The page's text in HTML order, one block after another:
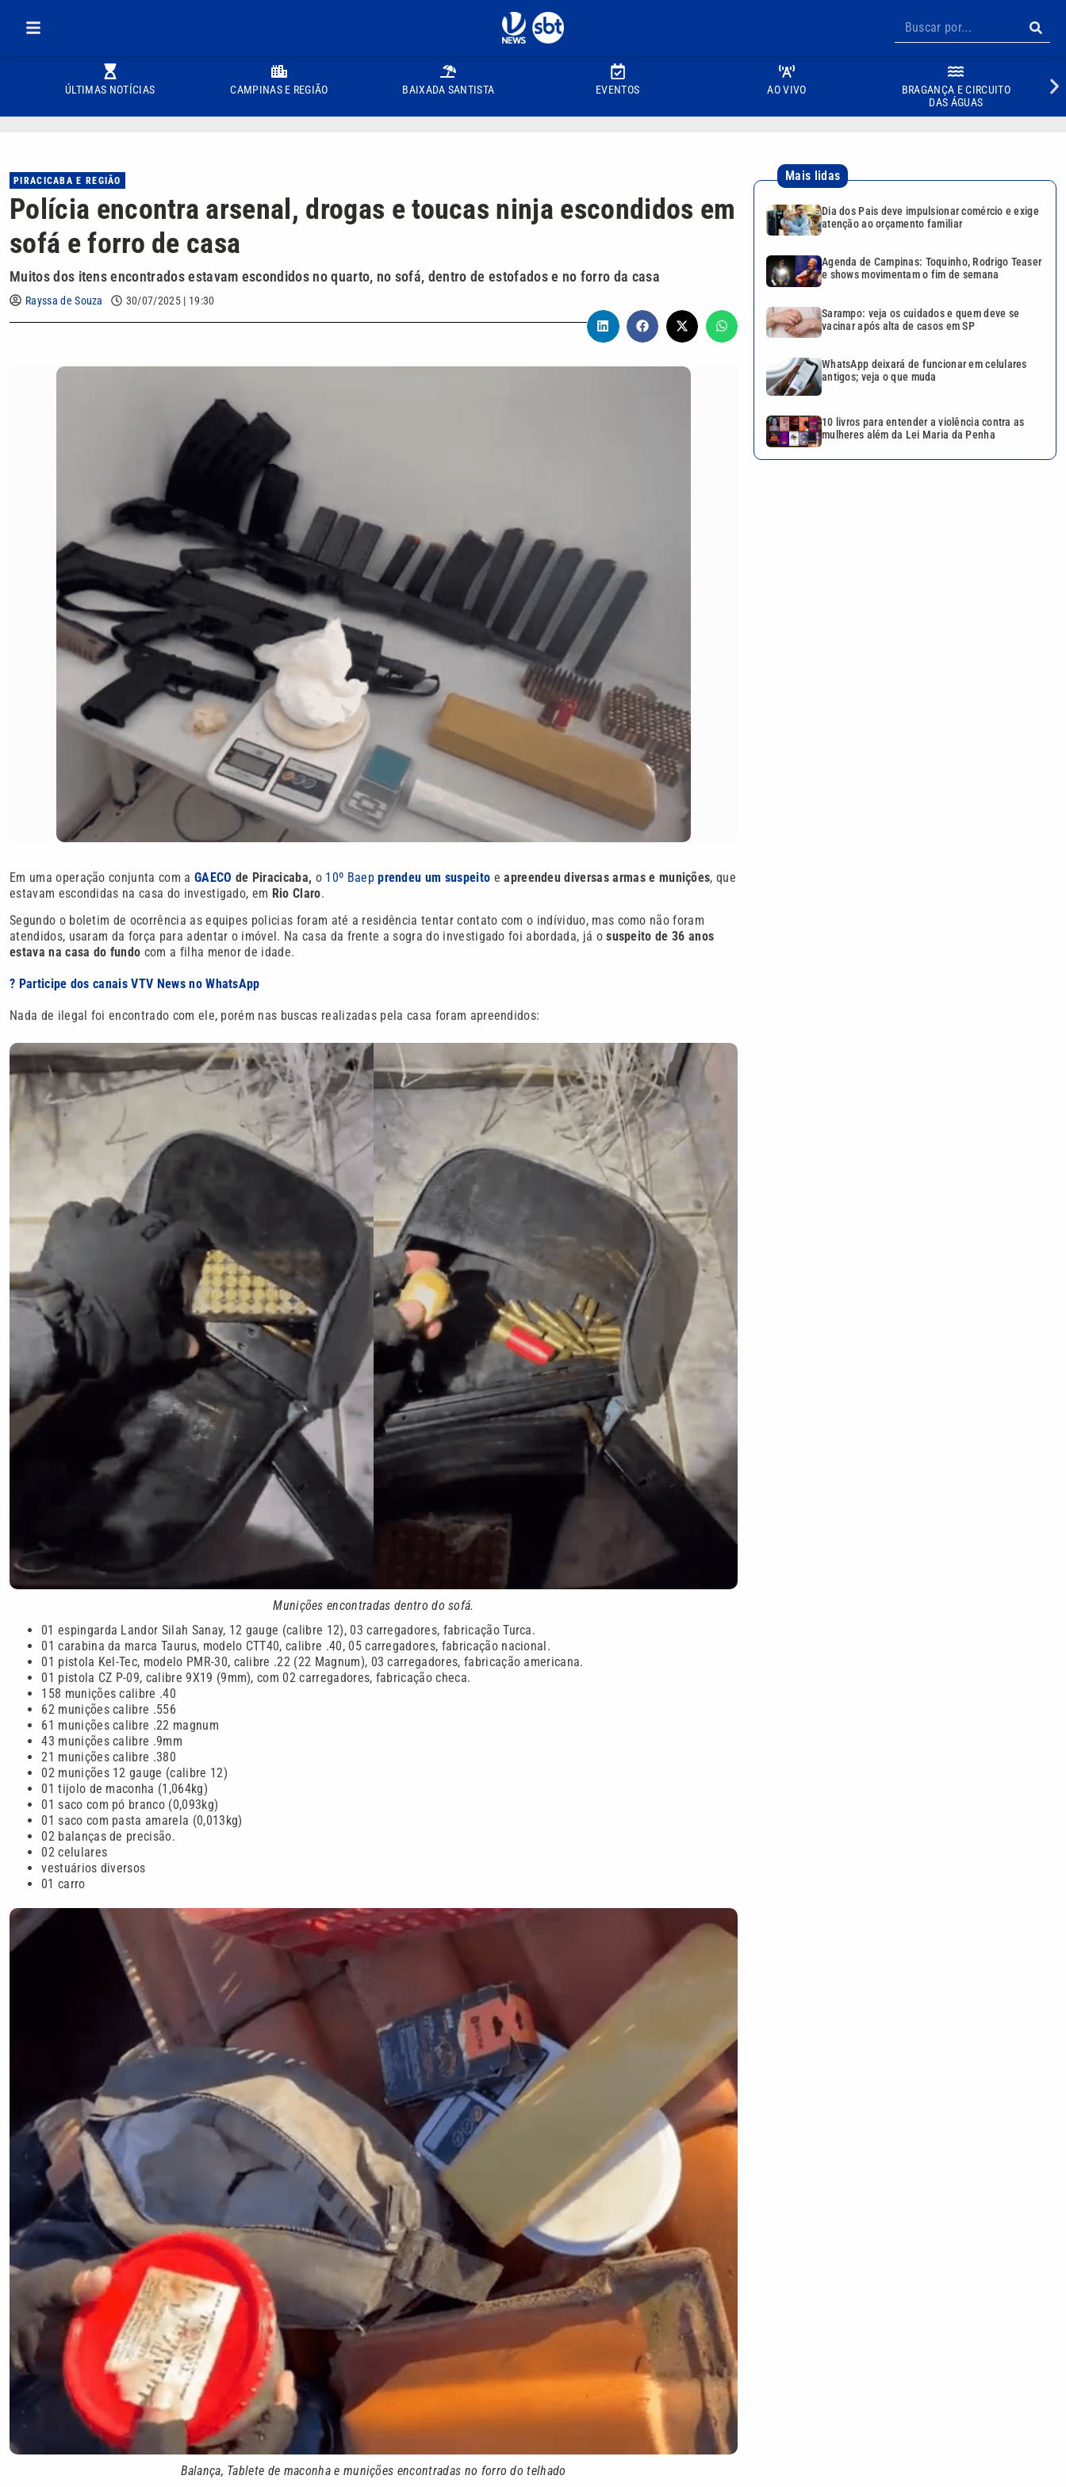
ÚLTIMAS NOTÍCIAS CAMPINAS E REGIÃO BAIXADA SANTISTA EVENTOS AO VIVO
BRAGANÇA E CIRCUITO
DAS ÁGUAS
PIRACICABA E REGIÃO
Polícia encontra arsenal, drogas e toucas ninja escondidos em
sofá e forro de casa
Muitos dos itens encontrados estavam escondidos no quarto, no sofá, dentro de estofados e no forro da casa
Rayssa de Souza 30/07/2025 | 19:30
Em uma operação conjunta com a GAECO de Piracicaba, o 10º Baepprendeu um suspeito eapreendeu diversas armas e munições, que
estavam escondidas na casa do investigado, em Rio Claro.
Segundo o boletim de ocorrência as equipes policias foram até a residência tentar contato com o indíviduo, mas como não foram
atendidos, usaram da força para adentar o imóvel. Na casa da frente a sogra do investigado foi abordada, já osuspeito de 36 anos
estava na casa do fundo com a filha menor de idade.
? Participe dos canais VTV News no WhatsApp
Nada de ilegal foi encontrado com ele, porém nas buscas realizadas pela casa foram apreendidos:
Munições encontradas dentro do sofá.
01 espingarda Landor Silah Sanay, 12 gauge (calibre 12), 03 carregadores, fabricação Turca.
⁠01 carabina da marca Taurus, modelo CTT40, calibre .40, 05 carregadores, fabricação nacional.
⁠01 pistola Kel-Tec, modelo PMR-30, calibre .22 (22 Magnum), 03 carregadores, fabricação americana.
⁠01 pistola CZ P-09, calibre 9X19 (9mm), com 02 carregadores, fabricação checa.
⁠158 munições calibre .40
⁠62 munições calibre .556
⁠61 munições calibre .22 magnum
⁠43 munições calibre .9mm
⁠21 munições calibre .380
⁠02 munições 12 gauge (calibre 12)
⁠01 tijolo de maconha (1,064kg)
⁠01 saco com pó branco (0,093kg)
⁠01 saco com pasta amarela (0,013kg)
⁠02 balanças de precisão.
⁠02 celulares
⁠vestuários diversos
01 carro
Balança, Tablete de maconha e munições encontradas no forro do telhado
Mais lidas
Dia dos Pais deve impulsionar comércio e exige
atenção ao orçamento familiar
Agenda de Campinas: Toquinho, Rodrigo Teaser
e shows movimentam o fim de semana
Sarampo: veja os cuidados e quem deve se
vacinar após alta de casos em SP
WhatsApp deixará de funcionar em celulares
antigos; veja o que muda
10 livros para entender a violência contra as
mulheres além da Lei Maria da Penha